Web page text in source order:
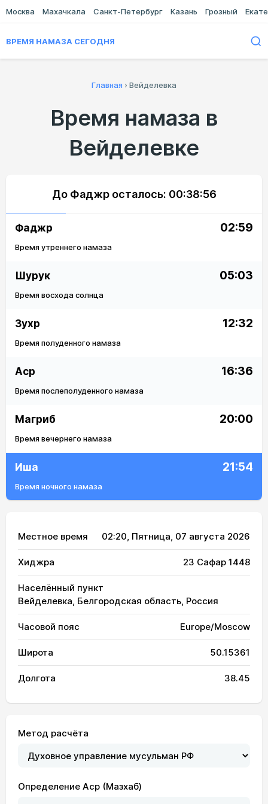
Москва Махачкала Санкт-Петербург Казань Грозный
ВРЕМЯ НАМАЗА СЕГОДНЯ
Главная › Вейделевка
Время намаза в
Вейделевке
До Фаджр осталось: 00:38:56
Фаджр 02:59
Время утреннего намаза
Шурук 05:03
Время восхода солнца
Зухр 12:32
Время полуденного намаза
Аср 16:36
Время послеполуденного намаза
Магриб 20:00
Время вечернего намаза
Иша 21:54
Время ночного намаза
Местное время 02:20, Пятница, 07 августа 2026
Хиджра 23 Сафар 1448
Населённый пункт
Вейделевка, Белгородская область, Россия
Часовой пояс Europe/Moscow
Широта 50.15361
Долгота 38.45
Метод расчёта
Определение Аср (Мазхаб)